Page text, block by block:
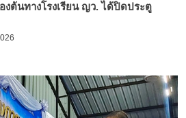
งต้นทางโรงเรียน ญว. ได้ปิดประตู